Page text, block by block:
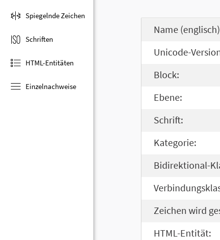
Spiegelnde Zeichen
Schriften
HTML-Entitäten
Einzelnachweise
Name
Unicode-
Block:
Ebene:
Schrift:
Kategorie:
Bidirektional-
Zeichen wird
HTML-Entität: